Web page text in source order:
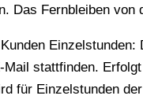
Das Fernbleiben
stattfinden.
für Einzelstunden